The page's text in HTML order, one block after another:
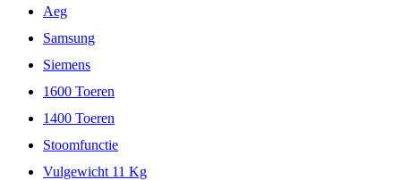
Aeg
Samsung
Siemens
1600 Toeren
1400 Toeren
Stoomfunctie
Vulgewicht 11 Kg